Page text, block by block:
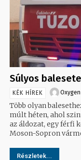
Súlyos
KÉK HÍREK
Több olyan
múlt héten, ahol
az áldozat, egy férfi
Moson-Sopron
Részletek...